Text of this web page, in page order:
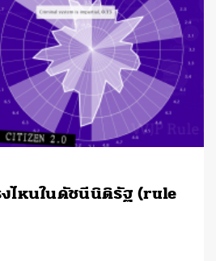
ไหนในดัชนีนิติรัฐ (rule